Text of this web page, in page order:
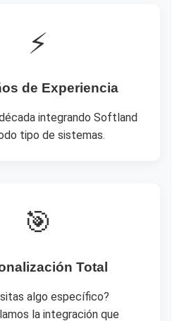
⚡
de Experiencia
integrando Softland
tipo de sistemas.
🎯
Total
algo específico?
la integración que